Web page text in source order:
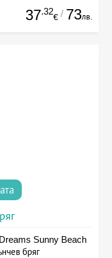
37.32
€ / 73лв.
Sunny Beach
бряг